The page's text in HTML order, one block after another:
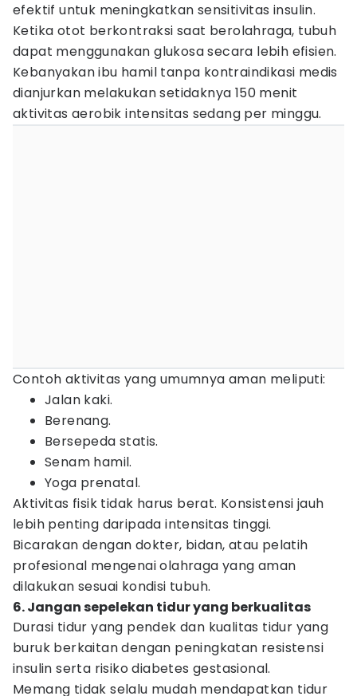
efektif untuk meningkatkan sensitivitas insulin.
Ketika otot berkontraksi saat berolahraga, tubuh
dapat menggunakan glukosa secara lebih efisien.
Kebanyakan ibu hamil tanpa kontraindikasi medis
dianjurkan melakukan setidaknya 150 menit
aktivitas aerobik intensitas sedang per minggu.
Contoh aktivitas yang umumnya aman meliputi:
Jalan kaki.
Berenang.
Bersepeda statis.
Senam hamil.
Yoga prenatal.
Aktivitas fisik tidak harus berat. Konsistensi jauh
lebih penting daripada intensitas tinggi.
Bicarakan dengan dokter, bidan, atau pelatih
profesional mengenai olahraga yang aman
dilakukan sesuai kondisi tubuh.
6. Jangan sepelekan tidur yang berkualitas
Durasi tidur yang pendek dan kualitas tidur yang
buruk berkaitan dengan peningkatan resistensi
insulin serta risiko diabetes gestasional.
Memang tidak selalu mudah mendapatkan tidur